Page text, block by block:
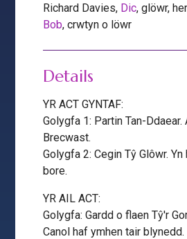
Richard Davies, Dic, glöwr,
Bob, crwtyn o löwr
Details
YR ACT GYNTAF:
Golygfa 1: Partin Tan-Ddaear.
Brecwast.
Golygfa 2: Cegin Tŷ Glôwr. Yn
bore.
YR AIL ACT:
Golygfa: Gardd o flaen Tŷ'r
Canol haf ymhen tair blynedd.